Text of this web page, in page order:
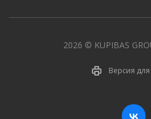
2026 © KUPIBAS
Версия для